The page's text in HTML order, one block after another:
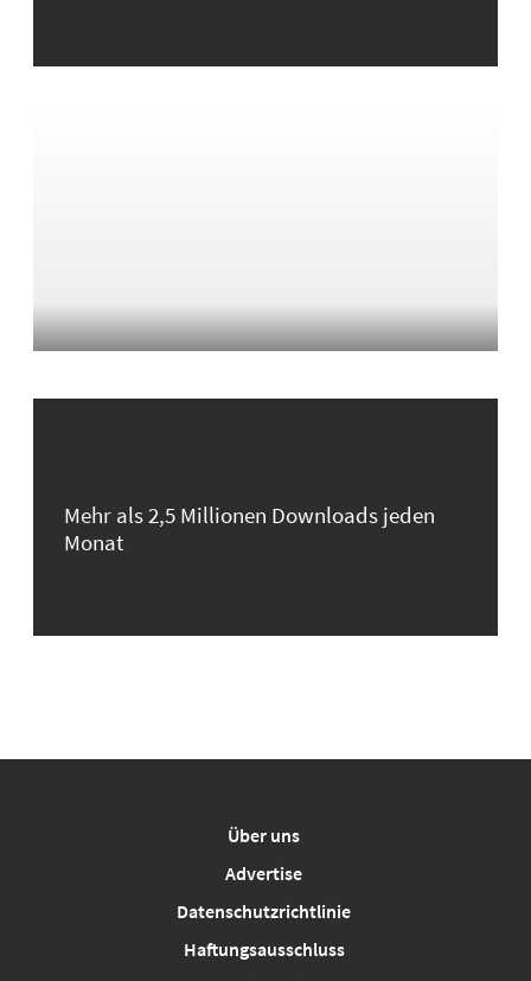
Mehr als 2,5 Millionen Downloads jeden
Monat
Über uns
Advertise
Datenschutzrichtlinie
Haftungsausschluss